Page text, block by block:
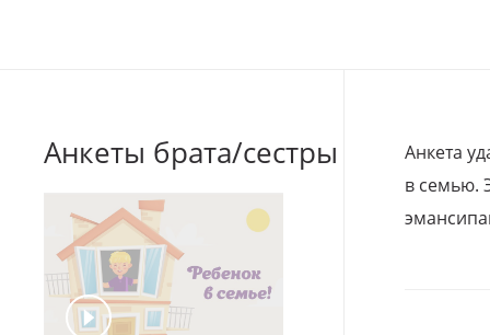
Анкеты брата/сестры
Анкета
в семью.